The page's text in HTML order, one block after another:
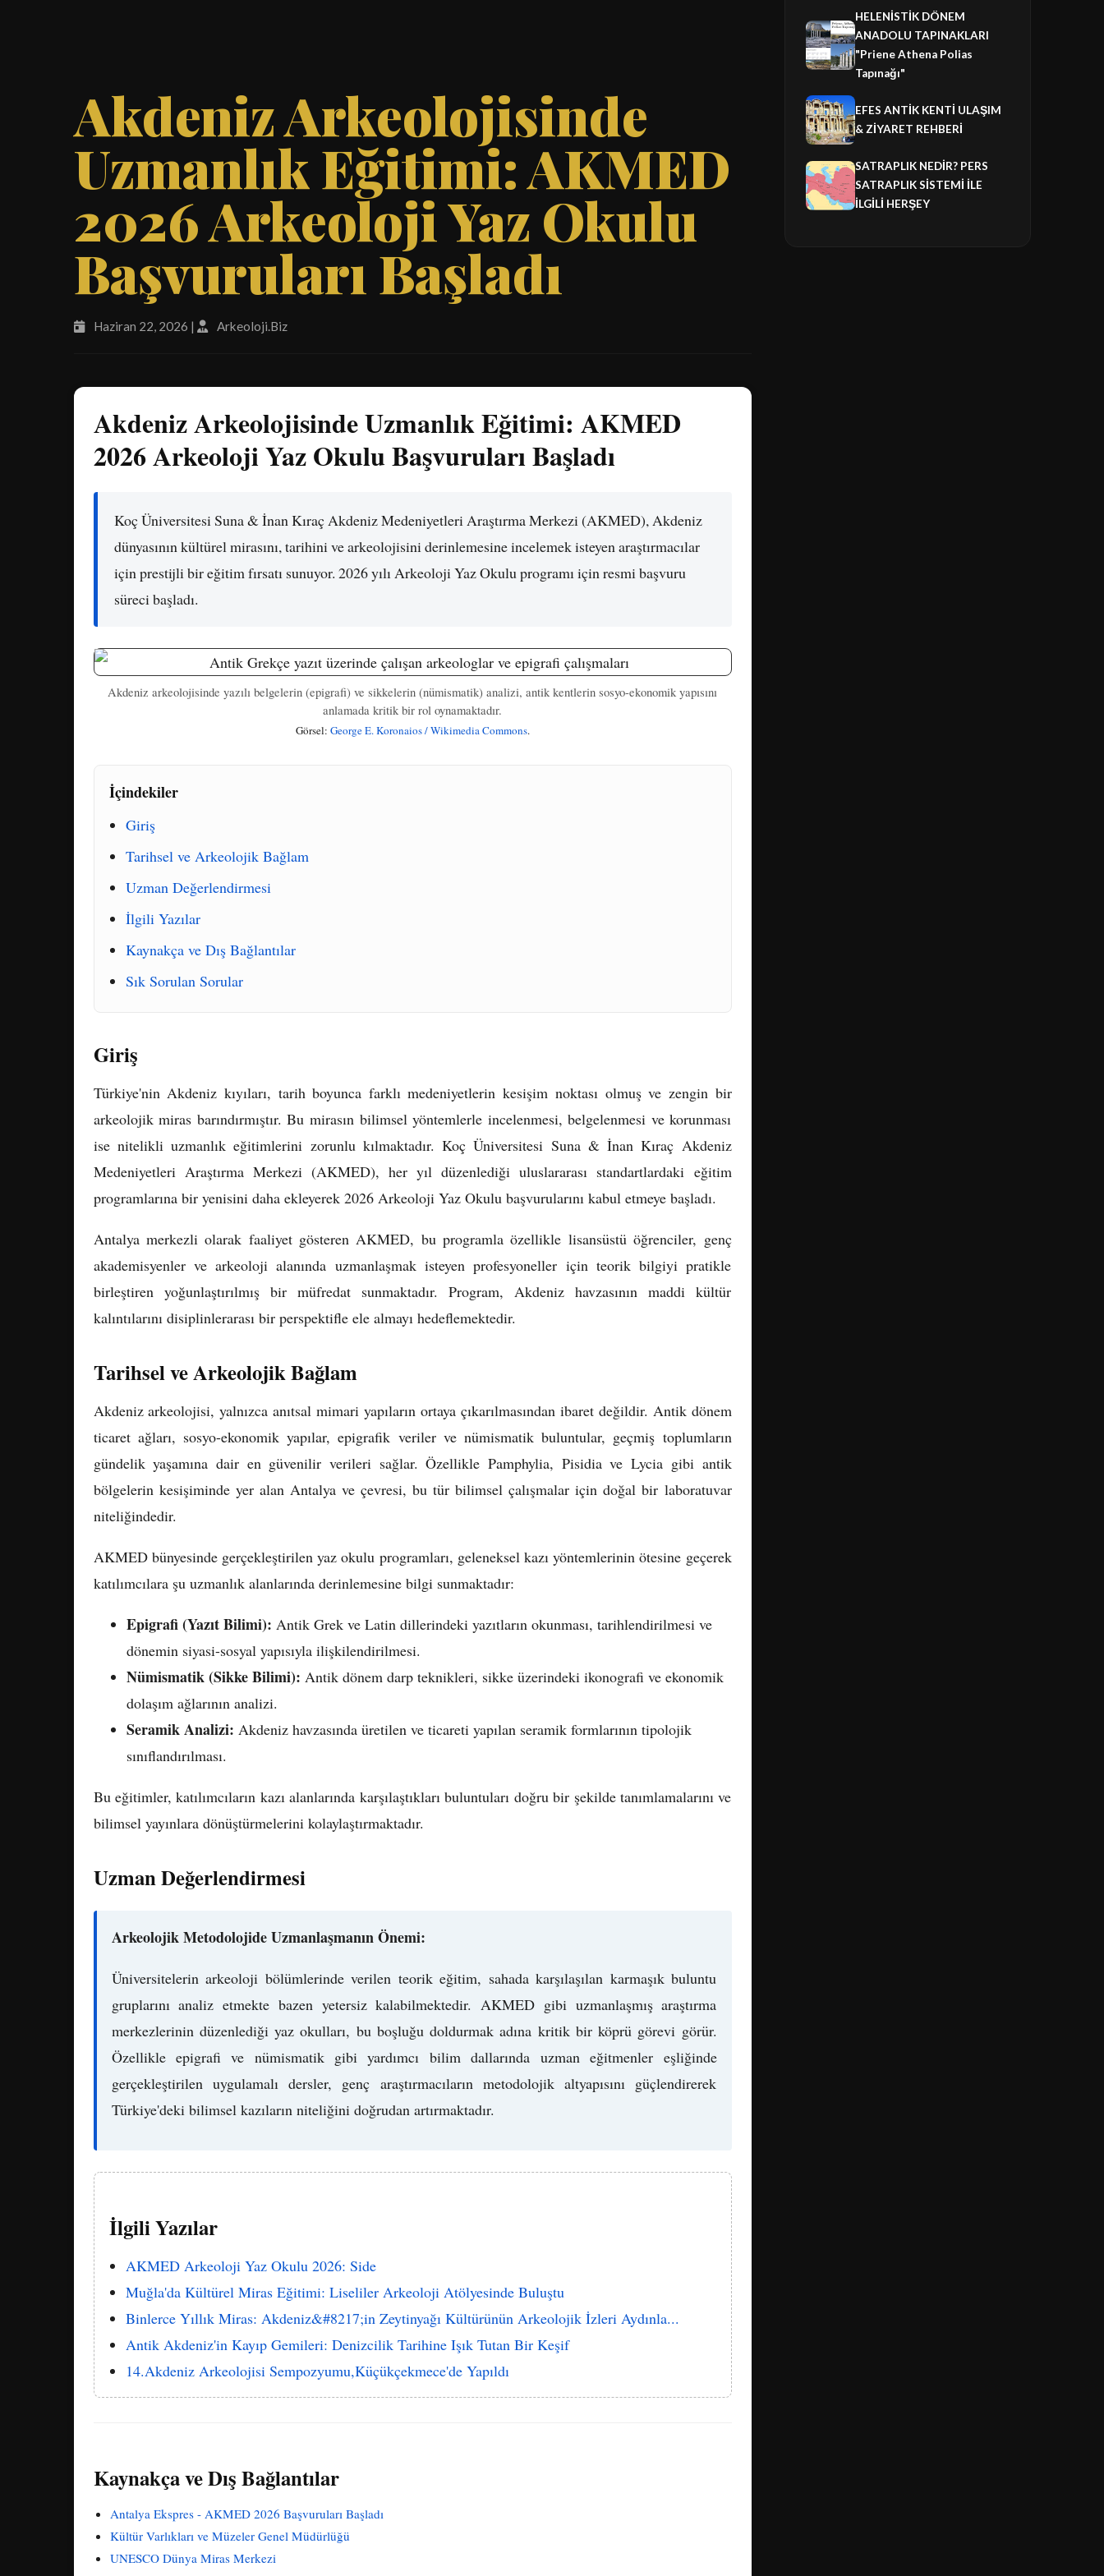
Akdeniz Arkeolojisinde
Uzmanlık Eğitimi: AKMED
2026 Arkeoloji Yaz Okulu
Başvuruları Başladı
Haziran 22, 2026 | Arkeoloji.Biz
Akdeniz Arkeolojisinde Uzmanlık Eğitimi: AKMED
2026 Arkeoloji Yaz Okulu Başvuruları Başladı
Koç Üniversitesi Suna & İnan Kıraç Akdeniz Medeniyetleri Araştırma Merkezi (AKMED), Akdeniz
dünyasının kültürel mirasını, tarihini ve arkeolojisini derinlemesine incelemek isteyen araştırmacılar
için prestijli bir eğitim fırsatı sunuyor. 2026 yılı Arkeoloji Yaz Okulu programı için resmi başvuru
süreci başladı.
Akdeniz arkeolojisinde yazılı belgelerin (epigrafi) ve sikkelerin (nümismatik) analizi, antik kentlerin sosyo-ekonomik yapısını
anlamada kritik bir rol oynamaktadır.
Görsel: George E. Koronaios / Wikimedia Commons.
İçindekiler
Giriş
Tarihsel ve Arkeolojik Bağlam
Uzman Değerlendirmesi
İlgili Yazılar
Kaynakça ve Dış Bağlantılar
Sık Sorulan Sorular
Giriş
Türkiye'nin Akdeniz kıyıları, tarih boyunca farklı medeniyetlerin kesişim noktası olmuş ve zengin bir
arkeolojik miras barındırmıştır. Bu mirasın bilimsel yöntemlerle incelenmesi, belgelenmesi ve korunması
ise nitelikli uzmanlık eğitimlerini zorunlu kılmaktadır. Koç Üniversitesi Suna & İnan Kıraç Akdeniz
Medeniyetleri Araştırma Merkezi (AKMED), her yıl düzenlediği uluslararası standartlardaki eğitim
programlarına bir yenisini daha ekleyerek 2026 Arkeoloji Yaz Okulu başvurularını kabul etmeye başladı.
Antalya merkezli olarak faaliyet gösteren AKMED, bu programla özellikle lisansüstü öğrenciler, genç
akademisyenler ve arkeoloji alanında uzmanlaşmak isteyen profesyoneller için teorik bilgiyi pratikle
birleştiren yoğunlaştırılmış bir müfredat sunmaktadır. Program, Akdeniz havzasının maddi kültür
kalıntılarını disiplinlerarası bir perspektifle ele almayı hedeflemektedir.
Tarihsel ve Arkeolojik Bağlam
Akdeniz arkeolojisi, yalnızca anıtsal mimari yapıların ortaya çıkarılmasından ibaret değildir. Antik dönem
ticaret ağları, sosyo-ekonomik yapılar, epigrafik veriler ve nümismatik buluntular, geçmiş toplumların
gündelik yaşamına dair en güvenilir verileri sağlar. Özellikle Pamphylia, Pisidia ve Lycia gibi antik
bölgelerin kesişiminde yer alan Antalya ve çevresi, bu tür bilimsel çalışmalar için doğal bir laboratuvar
niteliğindedir.
AKMED bünyesinde gerçekleştirilen yaz okulu programları, geleneksel kazı yöntemlerinin ötesine geçerek
katılımcılara şu uzmanlık alanlarında derinlemesine bilgi sunmaktadır:
Epigrafi (Yazıt Bilimi): Antik Grek ve Latin dillerindeki yazıtların okunması, tarihlendirilmesi ve
dönemin siyasi-sosyal yapısıyla ilişkilendirilmesi.
Nümismatik (Sikke Bilimi): Antik dönem darp teknikleri, sikke üzerindeki ikonografi ve ekonomik
dolaşım ağlarının analizi.
Seramik Analizi: Akdeniz havzasında üretilen ve ticareti yapılan seramik formlarının tipolojik
sınıflandırılması.
Bu eğitimler, katılımcıların kazı alanlarında karşılaştıkları buluntuları doğru bir şekilde tanımlamalarını ve
bilimsel yayınlara dönüştürmelerini kolaylaştırmaktadır.
Uzman Değerlendirmesi
Arkeolojik Metodolojide Uzmanlaşmanın Önemi:
Üniversitelerin arkeoloji bölümlerinde verilen teorik eğitim, sahada karşılaşılan karmaşık buluntu
gruplarını analiz etmekte bazen yetersiz kalabilmektedir. AKMED gibi uzmanlaşmış araştırma
merkezlerinin düzenlediği yaz okulları, bu boşluğu doldurmak adına kritik bir köprü görevi görür.
Özellikle epigrafi ve nümismatik gibi yardımcı bilim dallarında uzman eğitmenler eşliğinde
gerçekleştirilen uygulamalı dersler, genç araştırmacıların metodolojik altyapısını güçlendirerek
Türkiye'deki bilimsel kazıların niteliğini doğrudan artırmaktadır.
İlgili Yazılar
AKMED Arkeoloji Yaz Okulu 2026: Side
Muğla'da Kültürel Miras Eğitimi: Liseliler Arkeoloji Atölyesinde Buluştu
Binlerce Yıllık Miras: Akdeniz&#8217;in Zeytinyağı Kültürünün Arkeolojik İzleri Aydınla...
Antik Akdeniz'in Kayıp Gemileri: Denizcilik Tarihine Işık Tutan Bir Keşif
14.Akdeniz Arkeolojisi Sempozyumu,Küçükçekmece'de Yapıldı
Kaynakça ve Dış Bağlantılar
Antalya Ekspres - AKMED 2026 Başvuruları Başladı
Kültür Varlıkları ve Müzeler Genel Müdürlüğü
UNESCO Dünya Miras Merkezi
HELENİSTİK DÖNEM
ANADOLU TAPINAKLARI
"Priene Athena Polias
Tapınağı"
EFES ANTİK KENTİ ULAŞIM
& ZİYARET REHBERİ
SATRAPLIK NEDİR? PERS
SATRAPLIK SİSTEMİ İLE
İLGİLİ HERŞEY